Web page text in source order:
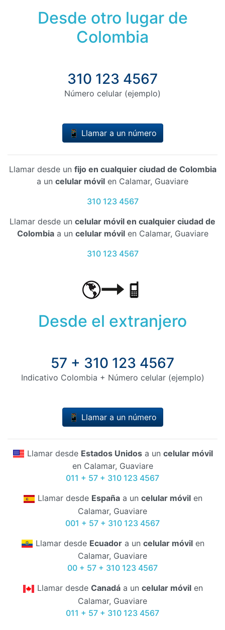
Desde otro lugar de
Colombia
310 123 4567
Número celular (ejemplo)
📱 Llamar a un número
Llamar desde un fijo en cualquier ciudad de Colombia
a un celular móvil en Calamar, Guaviare
310 123 4567
Llamar desde un celular móvil en cualquier ciudad de
Colombiaa un celular móvilen Calamar, Guaviare
310 123 4567
Desde el extranjero
57 + 310 123 4567
Indicativo Colombia + Número celular (ejemplo)
📱 Llamar a un número
Llamar desde Estados Unidosa un celular móvil
en Calamar, Guaviare
011 + 57 + 310 123 4567
Llamar desde Españaa un celular móvilen
Calamar, Guaviare
001 + 57 + 310 123 4567
Llamar desde Ecuadora un celular móvilen
Calamar, Guaviare
00 + 57 + 310 123 4567
Llamar desde Canadáa un celular móvilen
Calamar, Guaviare
011 + 57 + 310 123 4567